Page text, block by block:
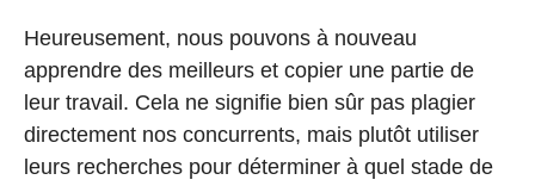
Heureusement, nous pouvons à nouveau
apprendre des meilleurs et copier une partie de
leur travail. Cela ne signifie bien sûr pas plagier
directement nos concurrents, mais plutôt utiliser
leurs recherches pour déterminer à quel stade de